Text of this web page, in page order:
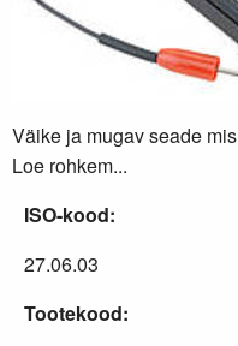
Väike ja mugav seade
Loe rohkem...
ISO-kood:
27.06.03
Tootekood: